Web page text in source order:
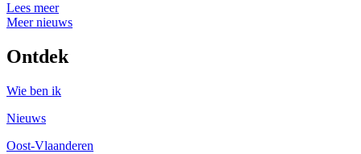
Lees meer
Meer nieuws
Ontdek
Wie ben ik
Nieuws
Oost-Vlaanderen